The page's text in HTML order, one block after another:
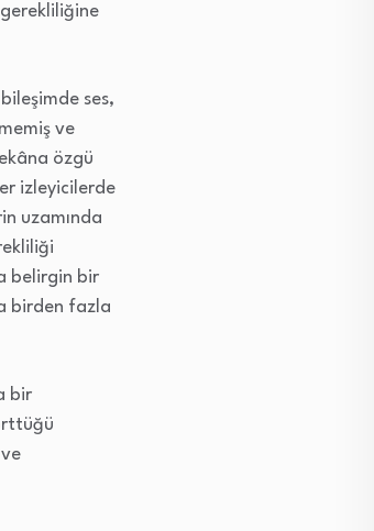
gerekliliğine
ses,
ve
özgü
izleyicilerde
uzamında
belirgin bir
birden fazla
bir